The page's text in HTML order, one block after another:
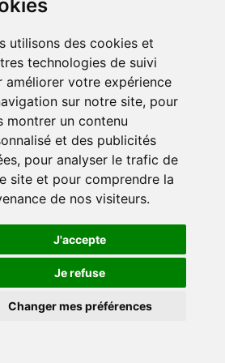
utilisons des cookies et
technologies de suivi
améliorer votre expérience
sur notre site, pour
montrer un contenu
et des publicités
pour analyser le trafic de
site et pour comprendre la
de nos visiteurs.
J'accepte
Je refuse
Changer mes préférences